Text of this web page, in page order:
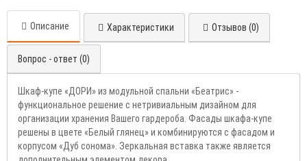
Описание Характеристики Отзывов (0)
Вопрос - ответ (0)
Шкаф-купе «ДОРИ» из модульной спальни «Беатрис» -
функциональное решение с нетривиальным дизайном для
организации хранения Вашего гардероба. Фасады шкафа-купе
решены в цвете «Белый глянец» и комбинируются с фасадом и
корпусом «Дуб сонома». Зеркальная вставка также является